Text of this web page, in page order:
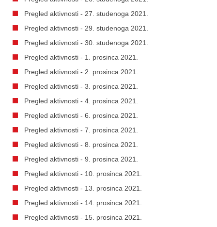
Pregled aktivnosti - 27. studenoga 2021.
Pregled aktivnosti - 29. studenoga 2021.
Pregled aktivnosti - 30. studenoga 2021.
Pregled aktivnosti - 1. prosinca 2021.
Pregled aktivnosti - 2. prosinca 2021.
Pregled aktivnosti - 3. prosinca 2021.
Pregled aktivnosti - 4. prosinca 2021.
Pregled aktivnosti - 6. prosinca 2021.
Pregled aktivnosti - 7. prosinca 2021.
Pregled aktivnosti - 8. prosinca 2021.
Pregled aktivnosti - 9. prosinca 2021.
Pregled aktivnosti - 10. prosinca 2021.
Pregled aktivnosti - 13. prosinca 2021.
Pregled aktivnosti - 14. prosinca 2021.
Pregled aktivnosti - 15. prosinca 2021.